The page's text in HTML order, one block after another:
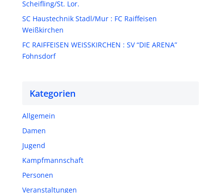
Scheifling/St. Lor.
SC Haustechnik Stadl/Mur : FC Raiffeisen
Weißkirchen
FC RAIFFEISEN WEISSKIRCHEN : SV “DIE ARENA”
Fohnsdorf
Kategorien
Allgemein
Damen
Jugend
Kampfmannschaft
Personen
Veranstaltungen